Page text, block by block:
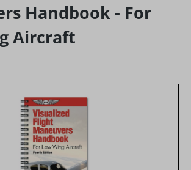
Handbook - For
Aircraft